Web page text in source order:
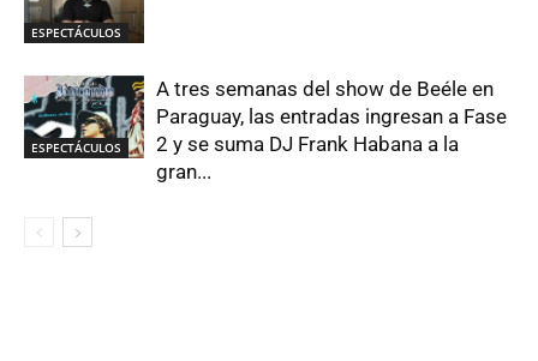
ESPECTÁCULOS
ESPECTÁCULOS
A tres semanas del show de Beéle en
Paraguay, las entradas ingresan a Fase
2 y se suma DJ Frank Habana a la
gran...